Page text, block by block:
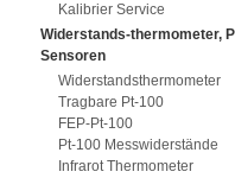
Kalibrier Service
Widerstands-thermometer,
Sensoren
Widerstandsthermometer
Tragbare Pt-100
FEP-Pt-100
Pt-100 Messwiderstände
Infrarot Thermometer